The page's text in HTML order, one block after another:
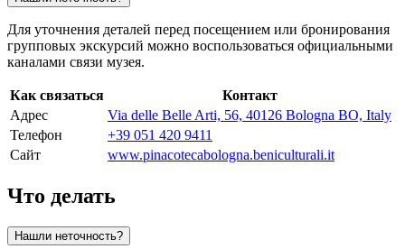
Для уточнения деталей перед посещением или бронирования
групповых экскурсий можно воспользоваться официальными
каналами связи музея.
Как связаться
Контакт
Адрес
Via delle Belle Arti, 56, 40126 Bologna BO, Italy
Телефон
+39 051 420 9411
Сайт
www.pinacotecabologna.beniculturali.it
Что делать
Нашли неточность?